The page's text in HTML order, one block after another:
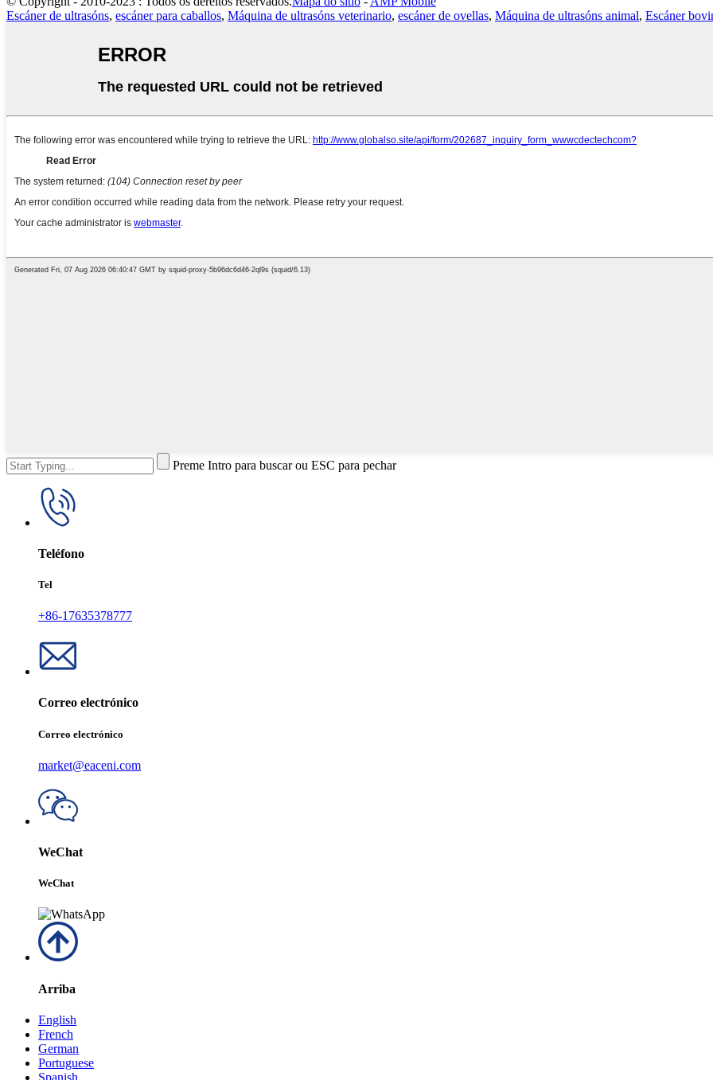
Escáner de ultrasóns, escáner para caballos, Máquina de ultrasóns veterinario, escáner de ovellas, Máquina de ultrasóns animal, Escáner
Preme Intro para buscar ou ESC para pechar
Teléfono
Tel
+86-17635378777
Correo electrónico
Correo electrónico
market@eaceni.com
WeChat
WeChat
Arriba
English
French
German
Portuguese
Spanish